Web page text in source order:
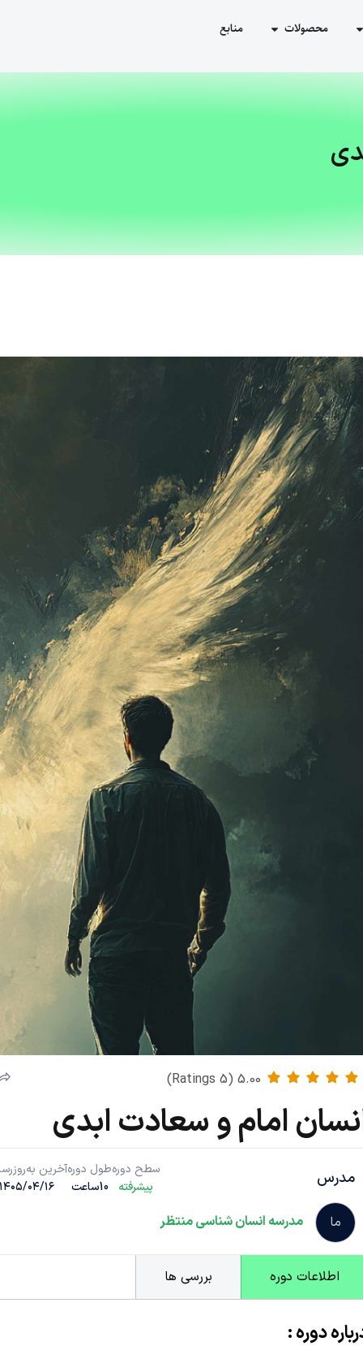
محصولات منابع
5.00 (5 Ratings)
امام و سعادت ابدی
مدرس
ما مدرسه انسان شناسی منتظر
سطح دوره
پیشرفته
طول دوره
10ساعت
آخرین
۱۴۰۵/۰۴/۱۶
اطلاعات دوره بررسی ها
دوره :